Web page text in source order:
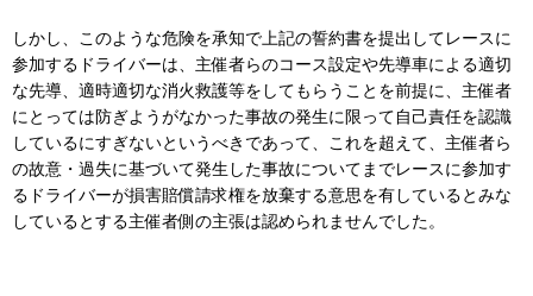
しかし、このような危険を承知で上記の誓約書を提出してレースに
参加するドライバーは、主催者らのコース設定や先導車による適切
な先導、適時適切な消火救護等をしてもらうことを前提に、主催者
にとっては防ぎようがなかった事故の発生に限って自己責任を認識
しているにすぎないというべきであって、これを超えて、主催者ら
の故意・過失に基づいて発生した事故についてまでレースに参加す
るドライバーが損害賠償請求権を放棄する意思を有しているとみな
しているとする主催者側の主張は認められませんでした。